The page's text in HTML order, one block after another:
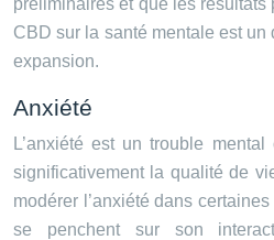
préliminaires et que les résultats
CBD sur la santé mentale est un
expansion.
Anxiété
L’anxiété est un trouble
significativement la qualité de
modérer l’anxiété dans
se penchent sur son